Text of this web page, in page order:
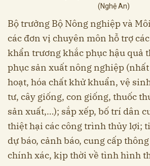
(Nghệ An)
Bộ trưởng Bộ Nông nghiệp và
các đơn vị chuyên môn hỗ trợ
khẩn trương khắc phục hậu quả
phục sản xuất nông nghiệp
hoạt, hóa chất khử khuẩn, vệ
tư, cây giống, con giống, thuốc
sản xuất,…); sắp xếp, bố trí dân
thiệt hại các công trình thủy lợi;
dự báo, cảnh báo, cung cấp
chính xác, kịp thời về tình hình